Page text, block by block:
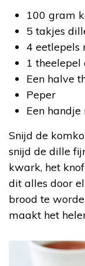
100 gram
5 takjes
4 eetlepels
1 theelepel
Een halve
Peper
Een handje
Snijd de
snijd de dille
kwark, het
dit alles door
brood te
maakt het